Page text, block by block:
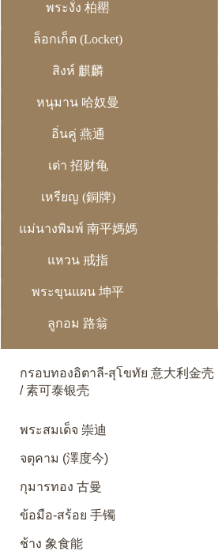
พระงั่ง 柏罌
ล็อกเก็ต (Locket)
สิงห์ 麒麟
หนุมาน 哈奴曼
อิ่นคู่ 燕通
เต่า 招财龟
เหรียญ (銅牌)
แม่นางพิมพ์ 南平媽媽
แหวน 戒指
พระขุนแผน 坤平
ลูกอม 路翁
กรอบทองอิตาลี-สุโขทัย 意大利金壳
/ 素可泰银壳
พระสมเด็จ 崇迪
จตุคาม (澤度今)
กุมารทอง 古曼
ข้อมือ-สร้อย 手镯
ช้าง 象食能